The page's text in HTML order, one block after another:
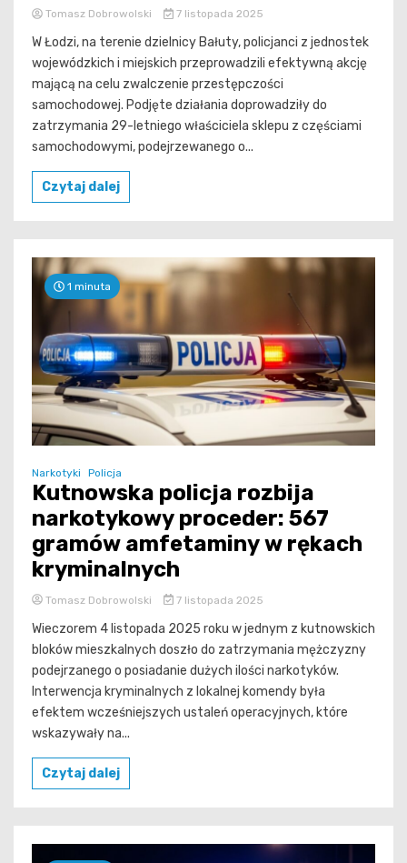
Tomasz Dobrowolski 7 listopada 2025
W Łodzi, na terenie dzielnicy Bałuty, policjanci z jednostek
wojewódzkich i miejskich przeprowadzili efektywną akcję
mającą na celu zwalczenie przestępczości
samochodowej. Podjęte działania doprowadziły do
zatrzymania 29-letniego właściciela sklepu z częściami
samochodowymi, podejrzewanego o...
Czytaj dalej
1 minuta
Narkotyki Policja
Kutnowska policja rozbija
narkotykowy proceder: 567
gramów amfetaminy w rękach
kryminalnych
Tomasz Dobrowolski 7 listopada 2025
Wieczorem 4 listopada 2025 roku w jednym z kutnowskich
bloków mieszkalnych doszło do zatrzymania mężczyzny
podejrzanego o posiadanie dużych ilości narkotyków.
Interwencja kryminalnych z lokalnej komendy była
efektem wcześniejszych ustaleń operacyjnych, które
wskazywały na...
Czytaj dalej